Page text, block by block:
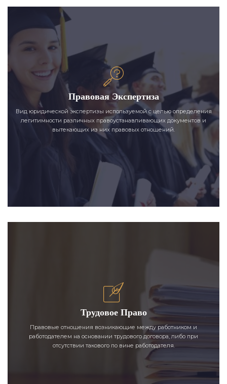
Правовая Экспертиза
Вид юридической экспертизы используемой с целью определения
легитимности различных правоустанавливающих документов и
вытекающих из них правовых отношений.
Трудовое Право
Правовые отношения возникающие между работником и
работодателем на основании трудового договора, либо при
отсутствии такового по вине работодателя.